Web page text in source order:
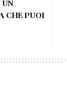
UN
CHE PUOI